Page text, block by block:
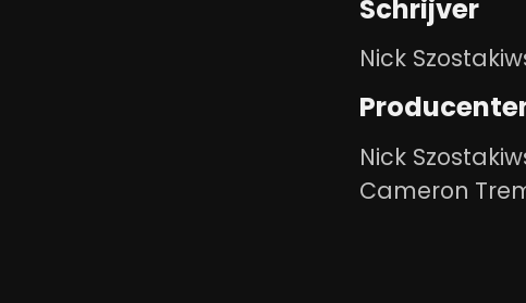
Schrijver
Nick
Nick
Cameron